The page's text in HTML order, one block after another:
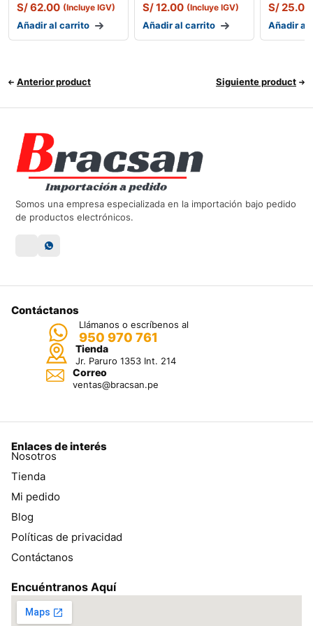
S/62.00 (Incluye IGV)
Añadir al carrito
S/12.00 (Incluye IGV)
Añadir al carrito
S/25.00
Añadir al
Anterior product Siguiente product
Somos una empresa especializada en la importación bajo pedido
de productos electrónicos.
Contáctanos
Llámanos o escríbenos al
950 970 761
Tienda
Jr. Paruro 1353 Int. 214
Correo
ventas@bracsan.pe
Enlaces de interés
Nosotros
Tienda
Mi pedido
Blog
Políticas de privacidad
Contáctanos
Encuéntranos Aquí